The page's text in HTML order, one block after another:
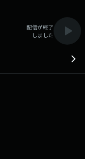
配信が終了
しました